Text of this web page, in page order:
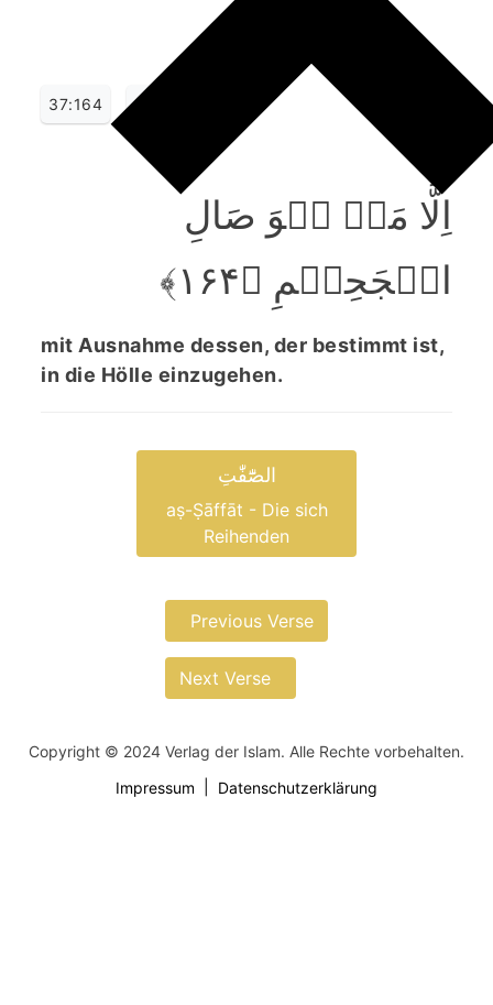
37:164
اِلَّا مَنۡ ہُوَ صَالِ
الۡجَحِیۡمِ ﴿۱۶۴﴾
mit Ausnahme dessen, der bestimmt ist,
in die Hölle einzugehen.
الصّٰٓفّٰتِ
aṣ-Ṣāffāt - Die sich
Reihenden
Previous Verse
Next Verse
Copyright © 2024 Verlag der Islam. Alle Rechte vorbehalten.
Impressum
Datenschutzerklärung